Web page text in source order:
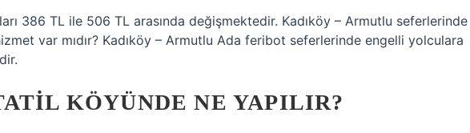
386 TL ile 506 TL arasında değişmektedir. Kadıköy – Armutlu seferlerinde
var mıdır? Kadıköy – Armutlu Ada feribot seferlerinde engelli yolculara
KÖYÜNDE NE YAPILIR?